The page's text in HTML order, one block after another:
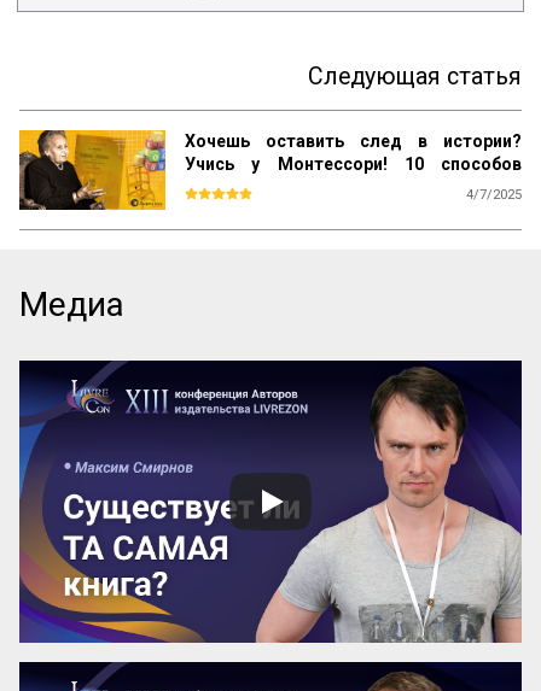
Следующая статья
Хочешь оставить след в истории?
Учись у Монтессори! 10 способов
сохранить наследие
4/7/2025
можно найти, изучив опыт Марии
Монтессори — педагога, который не
только разработал уникальную систему
воспитания, но и создал механизм её
сохранения и развития по всему миру.
Эти вопросы особенно актуальны для
женщин-новаторов, которые
разрабатывают авторские методики, но
сталкиваются с трудностями в их
продвижении и институ...
Медиа